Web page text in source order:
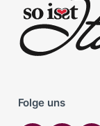
Folge uns